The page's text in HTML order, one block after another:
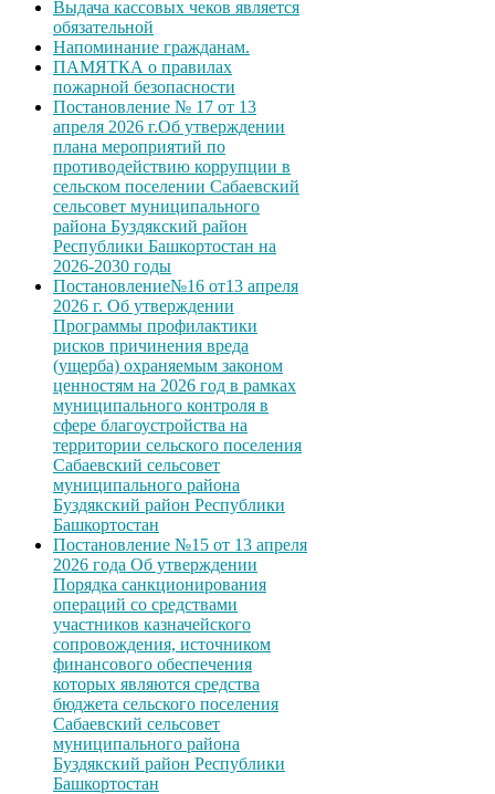
Выдача кассовых чеков является
обязательной
Напоминание гражданам.
ПАМЯТКА о правилах
пожарной безопасности
Постановление № 17 от 13
апреля 2026 г.Об утверждении
плана мероприятий по
противодействию коррупции в
сельском поселении Сабаевский
сельсовет муниципального
района Буздякский район
Республики Башкортостан на
2026-2030 годы
Постановление№16 от13 апреля
2026 г. Об утверждении
Программы профилактики
рисков причинения вреда
(ущерба) охраняемым законом
ценностям на 2026 год в рамках
муниципального контроля в
сфере благоустройства на
территории сельского поселения
Сабаевский сельсовет
муниципального района
Буздякский район Республики
Башкортостан
Постановление №15 от 13 апреля
2026 года Об утверждении
Порядка санкционирования
операций со средствами
участников казначейского
сопровождения, источником
финансового обеспечения
которых являются средства
бюджета сельского поселения
Сабаевский сельсовет
муниципального района
Буздякский район Республики
Башкортостан